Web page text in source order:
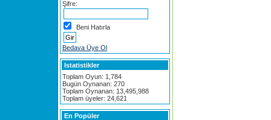
Şifre:
Beni Hatırla
Bedava Üye Ol
Istatistikler
Toplam Oyun: 1,784
Bugün Oynanan: 270
Toplam Oynanan: 13,495,988
Toplam üyeler: 24,621
En Popüler